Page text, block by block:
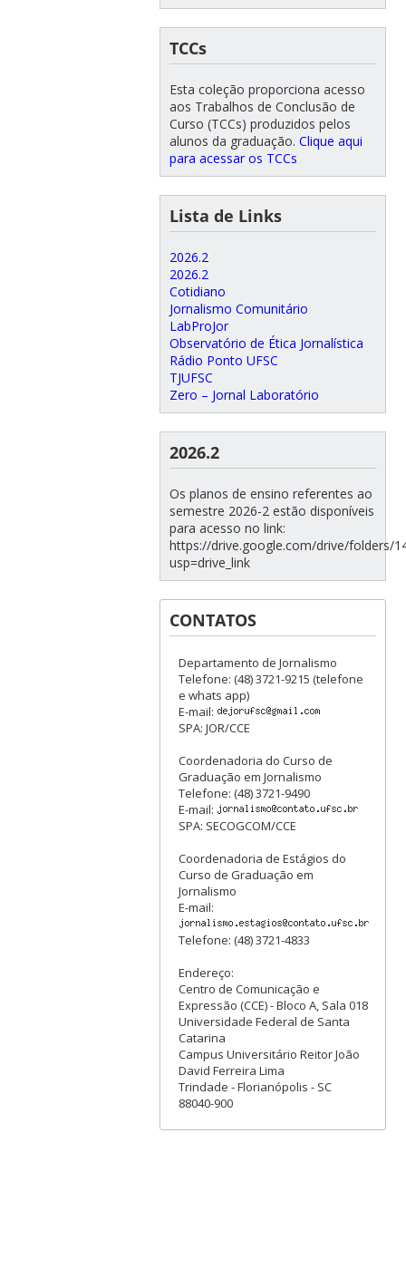
TCCs
Esta coleção proporciona acesso
aos Trabalhos de Conclusão de
Curso (TCCs) produzidos pelos
alunos da graduação. Clique aqui
para acessar os TCCs
Lista de Links
2026.2
2026.2
Cotidiano
Jornalismo Comunitário
LabProJor
Observatório de Ética Jornalística
Rádio Ponto UFSC
TJUFSC
Zero – Jornal Laboratório
2026.2
Os planos de ensino referentes ao
semestre 2026-2 estão disponíveis
para acesso no link:
https://drive.google.com/drive/folders/
usp=drive_link
CONTATOS
Departamento de Jornalismo
Telefone: (48) 3721-9215 (telefone
e whats app)
E-mail:
SPA: JOR/CCE
Coordenadoria do Curso de
Graduação em Jornalismo
Telefone: (48) 3721-9490
E-mail:
SPA: SECOGCOM/CCE
Coordenadoria de Estágios do
Curso de Graduação em
Jornalismo
E-mail:
Telefone: (48) 3721-4833
Endereço:
Centro de Comunicação e
Expressão (CCE) - Bloco A, Sala 018
Universidade Federal de Santa
Catarina
Campus Universitário Reitor João
David Ferreira Lima
Trindade - Florianópolis - SC
88040-900